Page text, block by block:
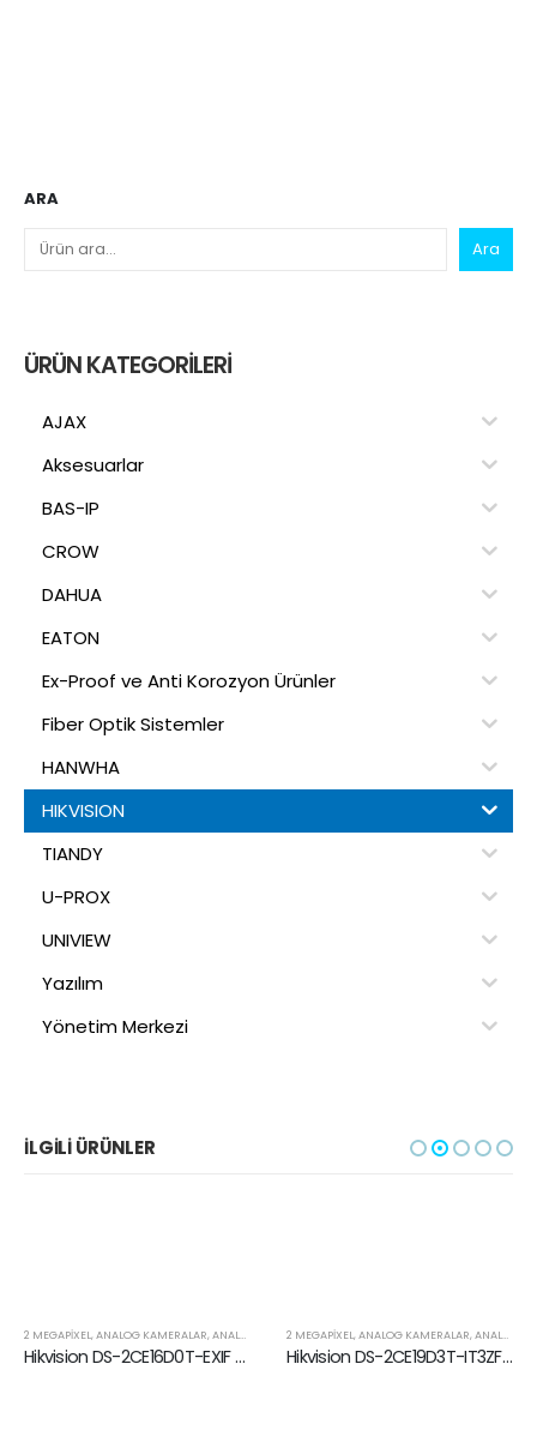
ARA
Ara
ÜRÜN KATEGORILERI
AJAX
Aksesuarlar
BAS-IP
CROW
DAHUA
EATON
Ex-Proof ve Anti Korozyon Ürünler
Fiber Optik Sistemler
HANWHA
HIKVISION
TIANDY
U-PROX
UNIVIEW
Yazılım
Yönetim Merkezi
İLGILI ÜRÜNLER
,HIKVISION
2 MEGAPIXEL , ANALOG KAMERALAR, ANALOG ÜRÜNLER ,HIKVISION
Hikvision DS-2CE16D0T-EXIF (3.6mm) 2MP Dış Mekan EXIR Sabit Mini Bullet Kamera
2 MEGAPIXEL , ANALOG KAMERALAR, ANALOG ÜRÜNLER
Hikvision DS-2CE19D3T-IT3ZF 2 MP EXIR Bullet Kamera